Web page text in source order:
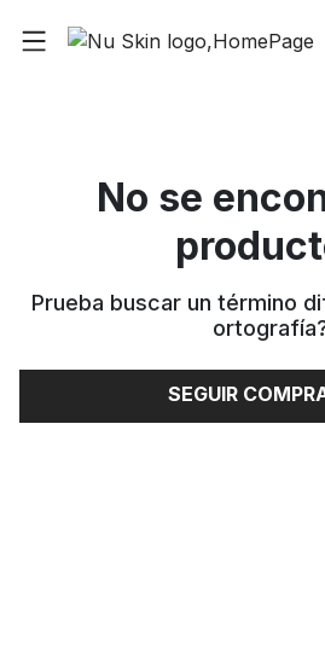
No se
Prueba buscar un término
ortografía
SEGUIR